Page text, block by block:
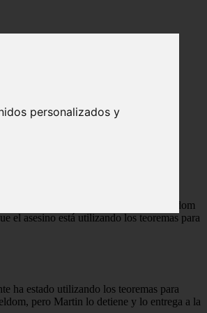
personalizados y
quien se une a su profesor Arthur Seldom
el asesino está utilizando los teoremas para
ha estado utilizando los teoremas para
pero Martin lo detiene y lo entrega a la